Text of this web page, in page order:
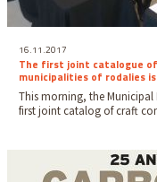
16.11.2017
The first joint catalogue
municipalities of rodalies
This morning, the
first joint catalog of craft